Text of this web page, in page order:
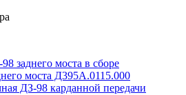
заднего моста в сборе
моста Д395А.0115.000
ДЗ-98 карданной передачи